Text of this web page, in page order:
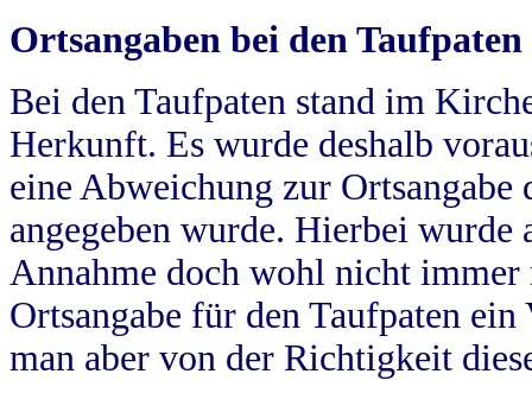
Ortsangaben bei den Taufpaten
Bei den Taufpaten stand im
Herkunft. Es wurde deshalb
eine Abweichung zur
angegeben wurde. Hierbei wurde
Annahme doch wohl nicht
Ortsangabe für den Taufpaten
man aber von der Richtigkeit